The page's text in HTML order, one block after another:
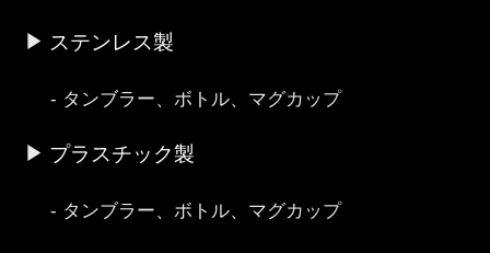
ステンレス製
タンブラー、ボトル、マグカップ
プラスチック製
タンブラー、ボトル、マグカップ